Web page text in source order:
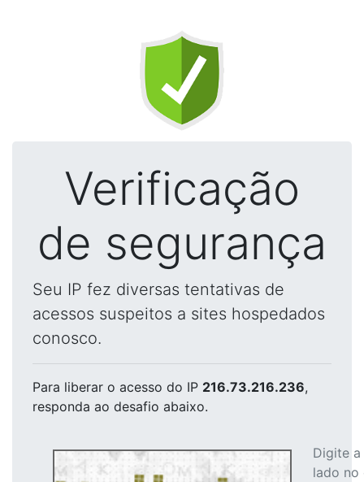
Verificação
de segurança
Seu IP fez diversas tentativas de
acessos suspeitos a sites hospedados
conosco.
Para liberar o acesso do IP 216.73.216.236,
responda ao desafio abaixo.
Digite
lado no